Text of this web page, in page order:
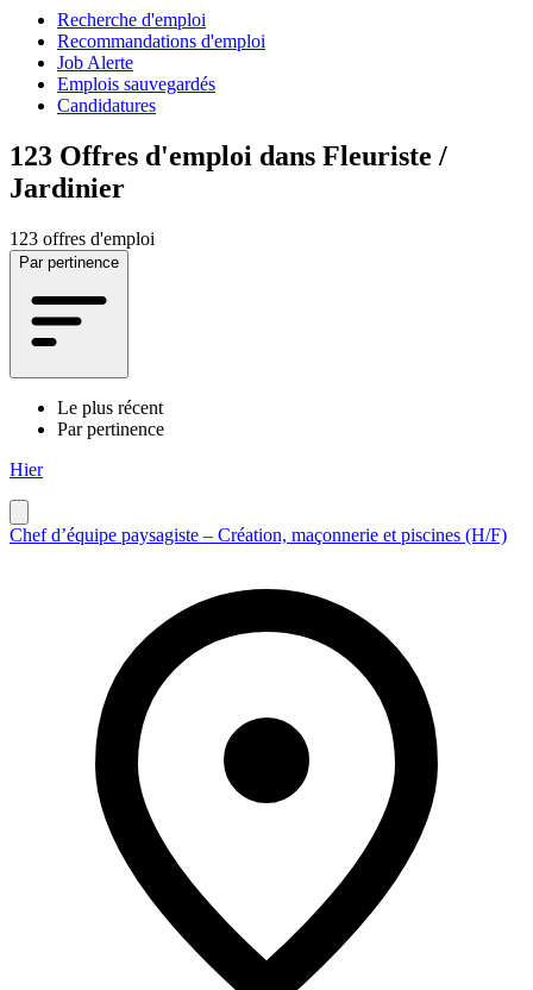
Recherche d'emploi
Recommandations d'emploi
Job Alerte
Emplois sauvegardés
Candidatures
123 Offres d'emploi dans Fleuriste /
Jardinier
123 offres d'emploi
Par pertinence
Le plus récent
Par pertinence
Hier
Chef d’équipe paysagiste – Création, maçonnerie et piscines (H/F)